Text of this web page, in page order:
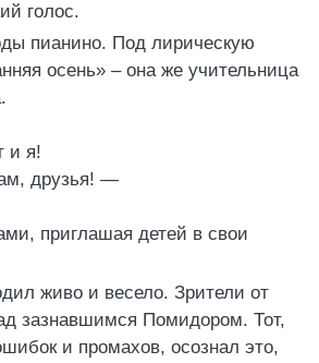
голос.
пианино. Под лирическую
осень» – она же учительница
и я!
друзья! —
приглашая детей в свои
живо и весело. Зрители от
зазнавшимся Помидором. Тот,
и промахов, осознал это,